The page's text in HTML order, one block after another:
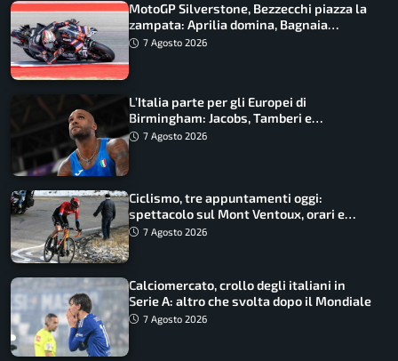
MotoGP Silverstone, Bezzecchi piazza la
zampata: Aprilia domina, Bagnaia
costretto al Q1
7 Agosto 2026
L’Italia parte per gli Europei di
Birmingham: Jacobs, Tamberi e
Battocletti guidano una spedizione
7 Agosto 2026
Ciclismo, tre appuntamenti oggi:
spettacolo sul Mont Ventoux, orari e
come vederli
7 Agosto 2026
Calciomercato, crollo degli italiani in
Serie A: altro che svolta dopo il Mondiale
7 Agosto 2026